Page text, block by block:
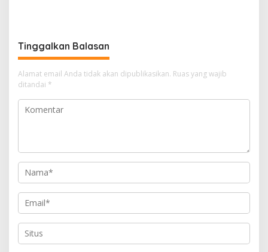
Tinggalkan Balasan
Alamat email Anda tidak akan dipublikasikan. Ruas yang wajib
ditandai *